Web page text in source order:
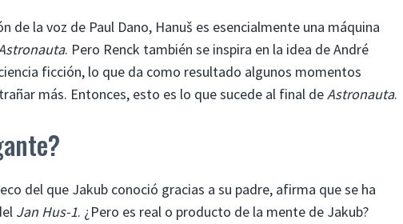
la voz de Paul Dano, Hanuš es esencialmente una máquina
. Pero Renck también se inspira en la idea de André
ficción, lo que da como resultado algunos momentos
más. Entonces, esto es lo que sucede al final deAstronauta.
del que Jakub conoció gracias a su padre, afirma que se ha
Jan Hus-1. ¿Pero es real o producto de la mente de Jakub?